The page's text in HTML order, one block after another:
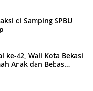
di Samping SPBU
ke-42, Wali Kota Bekasi
Anak dan Bebas